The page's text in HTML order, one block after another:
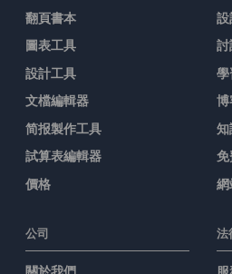
翻頁書本
圖表工具
設計工具
文檔編輯器
简报製作工具
試算表編輯器
價格
學
網
公司 法